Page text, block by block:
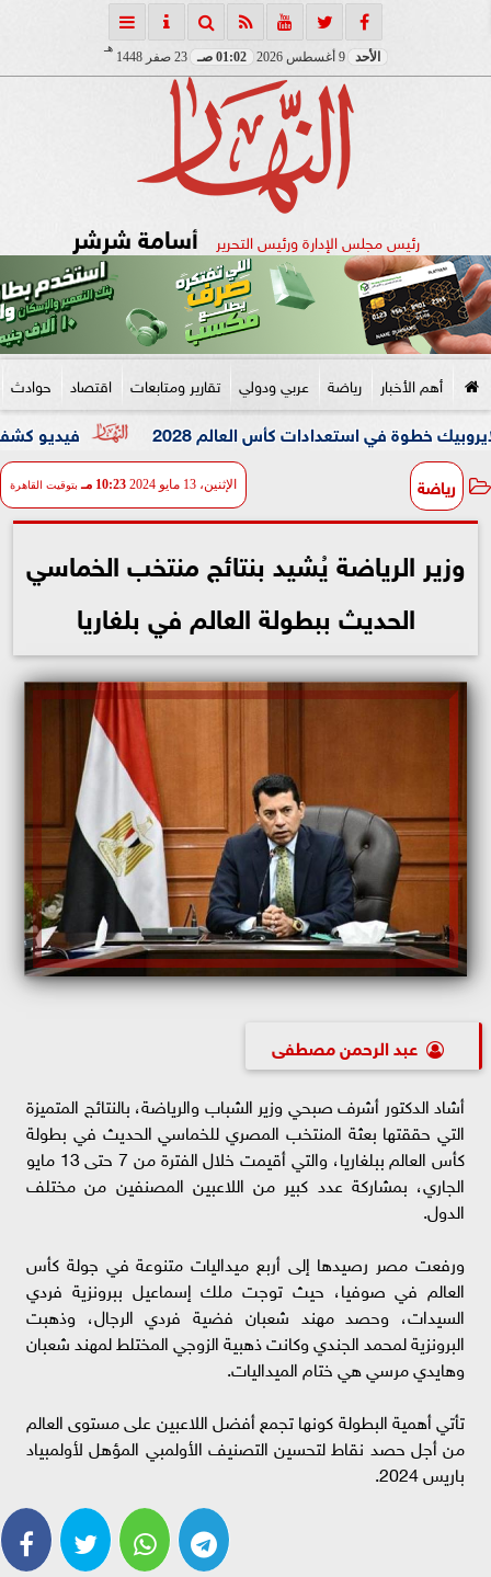
الأحد 01:02 صـ 23 صفر 1448
هـ
رئيس مجلس الإدارة ورئيس التحرير أسامة شرشر
أهم الأخبار رياضة عربي ودولي تقارير ومتابعات اقتصاد حوادث
فيديو كشف المستور.. ضبط 3 عاطلين بحوزتهم «استروكس» في استعدادات كأس العالم 2028
رياضة الإثنين، 13 مايو 2024 10:23 مـ بتوقيت القاهرة
وزير الرياضة يُشيد بنتائج منتخب الخماسي
الحديث ببطولة العالم في بلغاريا
عبد الرحمن مصطفى
أشاد الدكتور أشرف صبحي وزير الشباب والرياضة، بالنتائج المتميزة
التي حققتها بعثة المنتخب المصري للخماسي الحديث في بطولة
كأس العالم ببلغاريا، والتي أقيمت خلال الفترة من 7 حتى 13 مايو
الجاري، بمشاركة عدد كبير من اللاعبين المصنفين من مختلف
الدول.
ورفعت مصر رصيدها إلى أربع ميداليات متنوعة في جولة كأس
العالم في صوفيا، حيث توجت ملك إسماعيل ببرونزية فردي
السيدات، وحصد مهند شعبان فضية فردي الرجال، وذهبت
البرونزية لمحمد الجندي وكانت ذهبية الزوجي المختلط لمهند شعبان
وهايدي مرسي هي ختام الميداليات.
تأتي أهمية البطولة كونها تجمع أفضل اللاعبين على مستوى العالم
من أجل حصد نقاط لتحسين التصنيف الأولمبي المؤهل لأولمبياد
باريس 2024.